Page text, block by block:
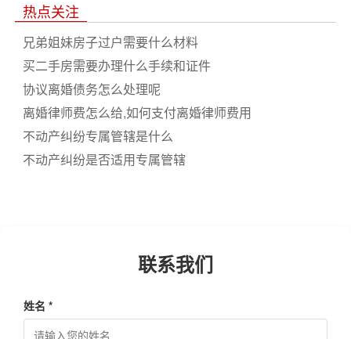
热点关注
兄弟姐妹房子过户需要什么材料
买二手房需要办理什么手续和证件
协议离婚债务怎么处理呢
离婚律师费怎么给,如何支付离婚律师费用
不动产纠纷专属管辖是什么
不动产纠纷是否适用专属管辖
联系我们
姓名 *